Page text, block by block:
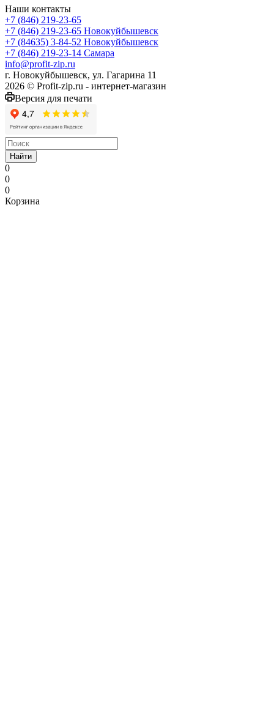
Наши контакты
+7 (846) 219-23-65
+7 (846) 219-23-65 Новокуйбышевск
+7 (84635) 3-84-52 Новокуйбышевск
+7 (846) 219-23-14 Самара
info@profit-zip.ru
г. Новокуйбышевск, ул. Гагарина 11
2026 © Profit-zip.ru - интернет-магазин
Версия для печати
Найти
0
0
0
Корзина